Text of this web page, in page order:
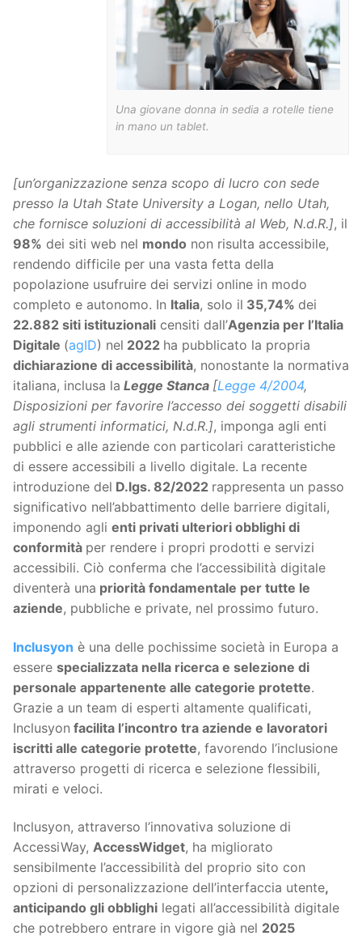
Una giovane donna in sedia a rotelle tiene
in mano un tablet.
[un’organizzazione senza scopo di lucro con sede
presso la Utah State University a Logan, nello Utah,
che fornisce soluzioni di accessibilità al Web, N.d.R.], il
98% dei siti web nel mondo non risulta accessibile,
rendendo difficile per una vasta fetta della
popolazione usufruire dei servizi online in modo
completo e autonomo. In Italia, solo il 35,74% dei
22.882 siti istituzionali censiti dall’Agenzia per l’Italia
Digitale (agID) nel 2022 ha pubblicato la propria
dichiarazione di accessibilità, nonostante la normativa
italiana, inclusa la Legge Stanca [Legge 4/2004,
Disposizioni per favorire l’accesso dei soggetti disabili
agli strumenti informatici, N.d.R.], imponga agli enti
pubblici e alle aziende con particolari caratteristiche
di essere accessibili a livello digitale. La recente
introduzione del D.lgs. 82/2022 rappresenta un passo
significativo nell’abbattimento delle barriere digitali,
imponendo agli enti privati ulteriori obblighi di
conformità per rendere i propri prodotti e servizi
accessibili. Ciò conferma che l’accessibilità digitale
diventerà una priorità fondamentale per tutte le
aziende, pubbliche e private, nel prossimo futuro.
Inclusyon è una delle pochissime società in Europa a
essere specializzata nella ricerca e selezione di
personale appartenente alle categorie protette.
Grazie a un team di esperti altamente qualificati,
Inclusyon facilita l’incontro tra aziende e lavoratori
iscritti alle categorie protette, favorendo l’inclusione
attraverso progetti di ricerca e selezione flessibili,
mirati e veloci.
Inclusyon, attraverso l’innovativa soluzione di
AccessiWay, AccessWidget, ha migliorato
sensibilmente l’accessibilità del proprio sito con
opzioni di personalizzazione dell’interfaccia utente,
anticipando gli obblighi legati all’accessibilità digitale
che potrebbero entrare in vigore già nel 2025